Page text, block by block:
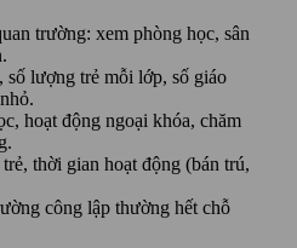
trường: xem phòng học, sân
, số lượng trẻ mỗi lớp, số giáo
hoạt động ngoại khóa, chăm
thời gian hoạt động (bán trú,
công lập thường hết chỗ